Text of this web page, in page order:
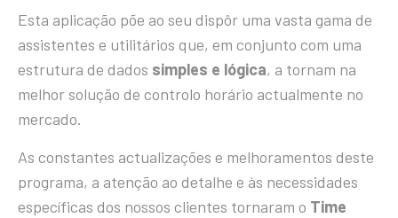
Esta aplicação põe ao seu dispôr uma vasta gama de
assistentes e utilitários que, em conjunto com uma
estrutura de dados simples e lógica, a tornam na
melhor solução de controlo horário actualmente no
mercado.
As constantes actualizações e melhoramentos deste
programa, a atenção ao detalhe e às necessidades
específicas dos nossos clientes tornaram o Time